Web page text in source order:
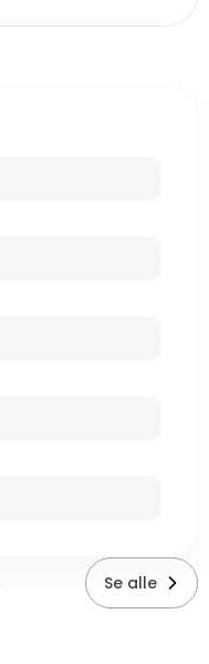
Se alle